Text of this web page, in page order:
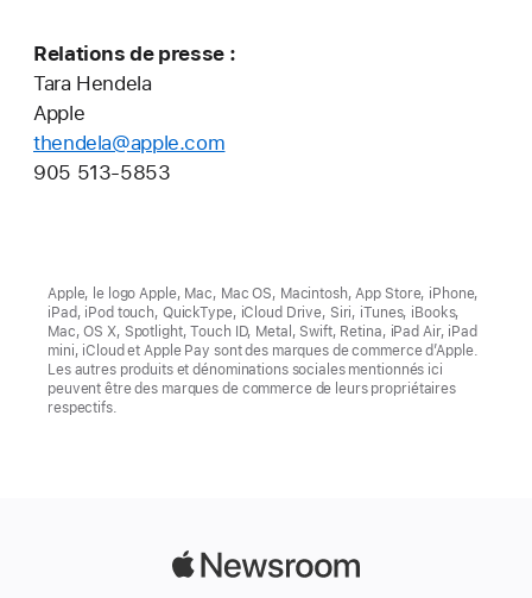
Relations de presse :
Tara Hendela
Apple
thendela@apple.com
905 513-5853
Apple, le logo Apple, Mac, Mac OS, Macintosh, App Store, iPhone,
iPad, iPod touch, QuickType, iCloud Drive, Siri, iTunes, iBooks,
Mac, OS X, Spotlight, Touch ID, Metal, Swift, Retina, iPad Air, iPad
mini, iCloud et Apple Pay sont des marques de commerce d’Apple.
Les autres produits et dénominations sociales mentionnés ici
peuvent être des marques de commerce de leurs propriétaires
respectifs.